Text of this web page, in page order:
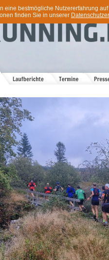
eine bestmögliche Nutzererfahrung
finden Sie in unserer